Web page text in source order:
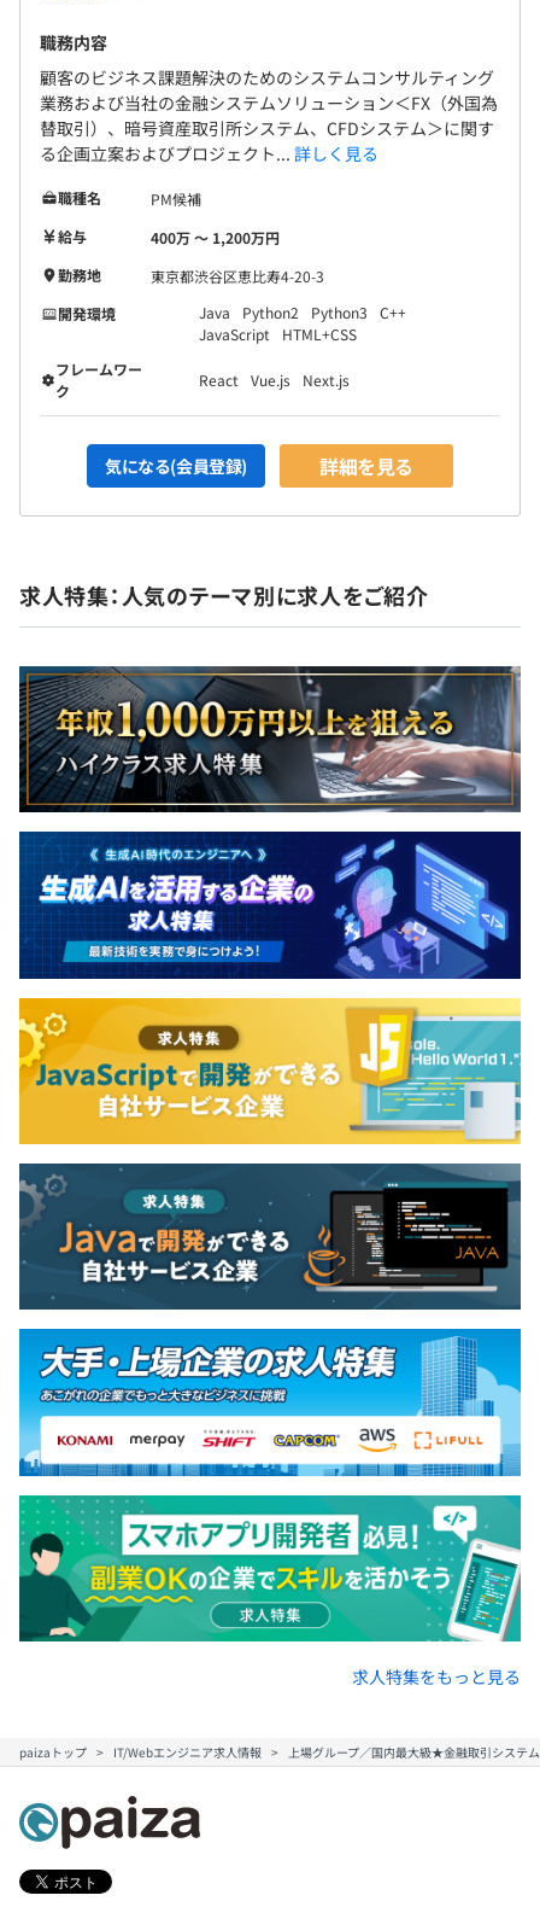
日本・中国・ベトナム3カ国の多国籍チームです。
職務内容
顧客のビジネス課題解決のためのシステムコンサルティング
業務および当社の金融システムソリューション＜FX（外国為
替取引）、暗号資産取引所システム、CFDシステム＞に関す
る企画立案およびプロジェクト... 詳しく見る
職種名
PM候補
給与
400万 〜 1,200万円
勤務地
東京都渋谷区恵比寿4-20-3
開発環境
Java Python2 Python3
C++
JavaScript
HTML+CSS
フレームワー
ク
React Vue.js Next.js
気になる(会員登録) 詳細を見る
求人特集：人気のテーマ別に求人をご紹介
求人特集をもっと見る
paizaトップ IT/Webエンジニア求人情報 上場グループ／国内最大級★金融取引システ